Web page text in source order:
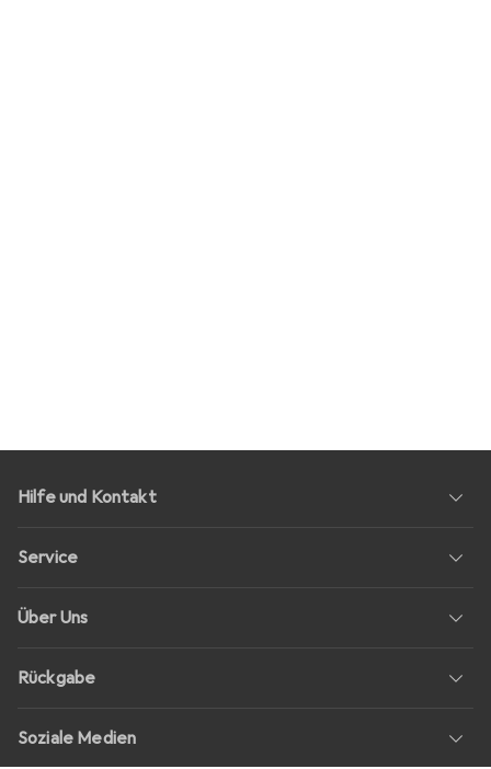
Hilfe und Kontakt
Service
Über Uns
Rückgabe
Soziale Medien